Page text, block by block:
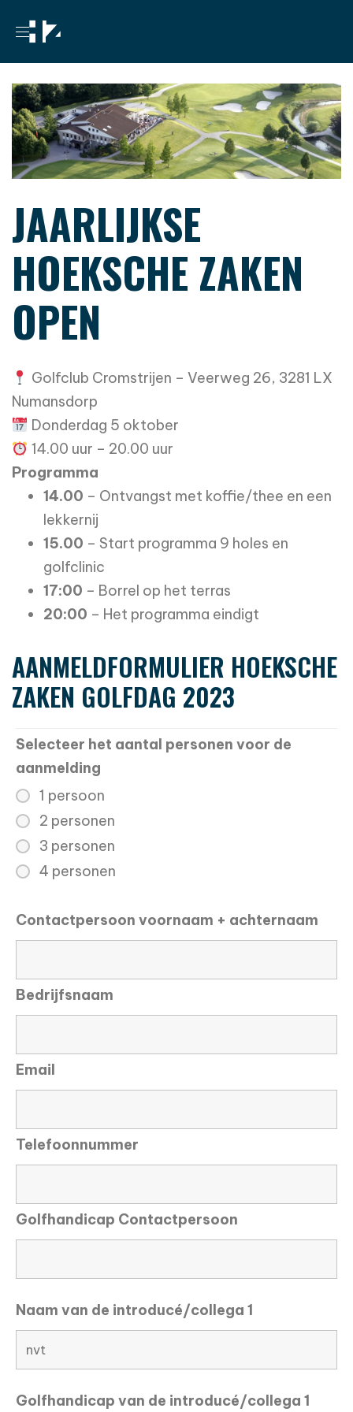
JAARLIJKSE
HOEKSCHE ZAKEN
OPEN
Golfclub Cromstrijen – Veerweg 26, 3281 LX
Numansdorp
Donderdag 5 oktober
14.00 uur – 20.00 uur
Programma
14.00 – Ontvangst met koffie/thee en een
lekkernij
15.00 – Start programma 9 holes en
golfclinic
17:00 – Borrel op het terras
20:00 – Het programma eindigt
AANMELDFORMULIER HOEKSCHE
ZAKEN GOLFDAG 2023
Selecteer het aantal personen voor de
aanmelding
1 persoon
2 personen
3 personen
4 personen
Contactpersoon voornaam + achternaam
Bedrijfsnaam
Email
Telefoonnummer
Golfhandicap Contactpersoon
Naam van de introducé/collega 1
Golfhandicap van de introducé/collega 1